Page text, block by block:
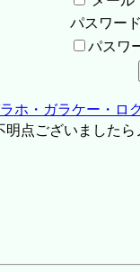
パスワード
パスワ
ホ・ガラケー・ロ
点ございましたら